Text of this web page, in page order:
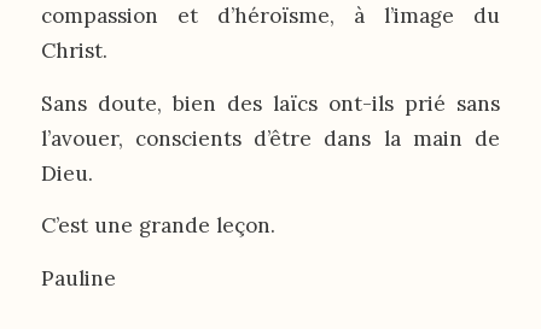
compassion et d’héroïsme, à l’image du
Christ.
Sans doute, bien des laïcs ont-ils prié sans
l’avouer, conscients d’être dans la main de
Dieu.
C’est une grande leçon.
Pauline